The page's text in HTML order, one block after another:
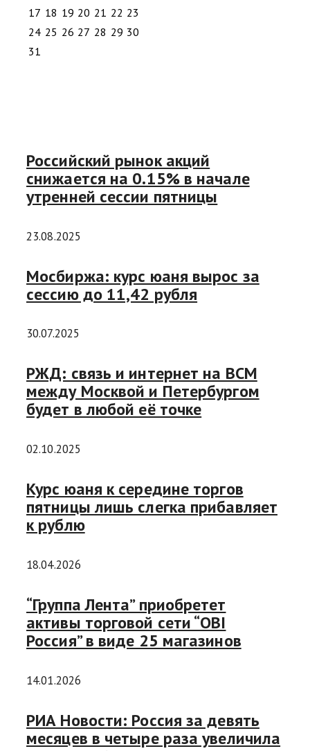
17 18 19 20 21 22 23
24 25 26 27 28 29 30
31
Российский рынок акций
снижается на 0.15% в начале
утренней сессии пятницы
23.08.2025
Мосбиржа: курс юаня вырос за
сессию до 11,42 рубля
30.07.2025
РЖД: связь и интернет на ВСМ
между Москвой и Петербургом
будет в любой её точке
02.10.2025
Курс юаня к середине торгов
пятницы лишь слегка прибавляет
к рублю
18.04.2026
“Группа Лента” приобретет
активы торговой сети “OBI
Россия” в виде 25 магазинов
14.01.2026
РИА Новости: Россия за девять
месяцев в четыре раза увеличила